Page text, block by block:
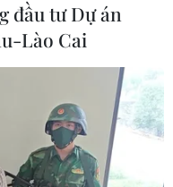
đầu tư Dự án
Lào Cai